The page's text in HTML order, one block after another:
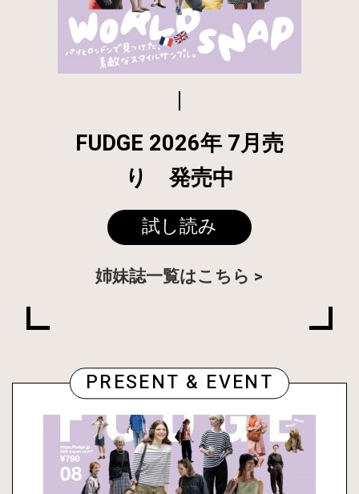
FUDGE 2026年 7月売
り 発売中
試し読み
姉妹誌一覧はこちら
PRESENT & EVENT